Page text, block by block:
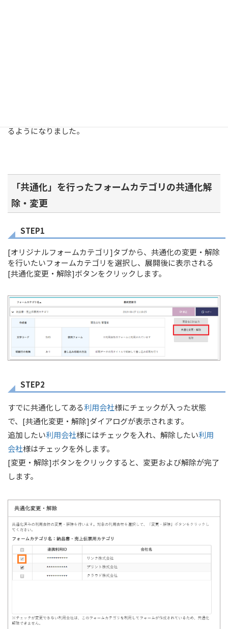
るようになりました。
「共通化」を行ったフォームカテゴリの共通化解
除・変更
STEP1
[オリジナルフォームカテゴリ]タブから、共通化の変更・解除
を行いたいフォームカテゴリを選択し、展開後に表示される
[共通化変更・解除]ボタンをクリックします。
STEP2
すでに共通化してある利用会社様にチェックが入った状態
で、[共通化変更・解除]ダイアログが表示されます。
追加したい利用会社様にはチェックを入れ、解除したい利用
会社様はチェックを外します。
[変更・解除]ボタンをクリックすると、変更および解除が完了
します。